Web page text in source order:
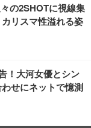
の2SHOTに視線集
リスマ性溢れる姿
！大河女優とシン
せにネットで憶測